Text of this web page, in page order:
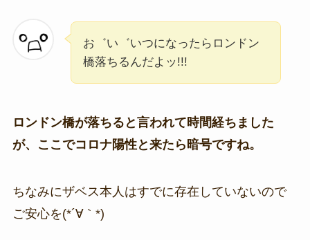
お゛い゛いつになったらロンドン
橋落ちるんだよッ!!!
ロンドン橋が落ちると言われて時間経ちました
が、ここでコロナ陽性と来たら暗号ですね。
ちなみにザベス本人はすでに存在していないので
ご安心を(*´∀｀*)